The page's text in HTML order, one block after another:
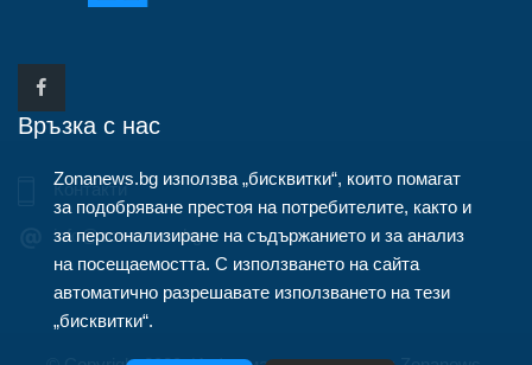
Връзка с нас
Контакти
info@zonanews.bg
Zonanews.bg използва „бисквитки“, които помагат
за подобряване престоя на потребителите, както и
за персонализиране на съдържанието и за анализ
на посещаемостта. С използването на сайта
автоматично разрешавате използването на тези
„бисквитки“.